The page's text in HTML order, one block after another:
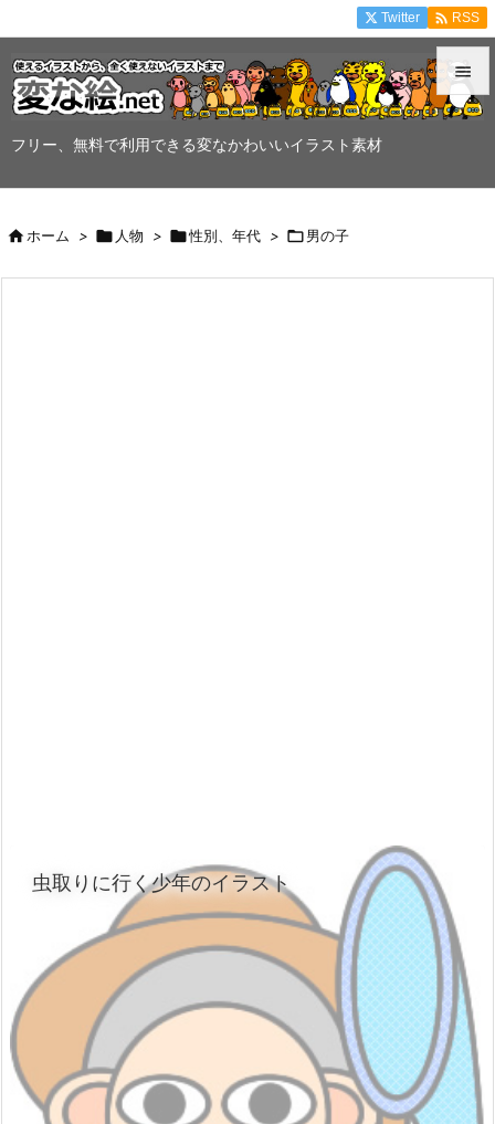
フリー、無料で利用できる変なかわいいイラスト素材


Twitter  RSS
ホーム >  人物 > 性別、年代 > 男の子
虫取りに行く少年のイラスト